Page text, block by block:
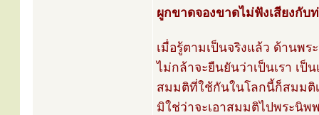
ผูกขาดจองขาดไม่ฟังเสียงกับ
เมื่อรู้ตามเป็นจริงแล้ว ด้านพ
ไม่กล้าจะยืนยันว่าเป็นเรา เ
สมมติที่ใช้กันในโลกนี้ก็สมมติ
มิใช่ว่าจะเอาสมมติไปพระนิ